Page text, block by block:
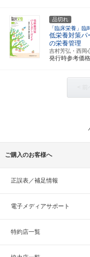
品切れ
「臨床栄養」
低栄養対策パ
の栄養管理
吉村芳弘・西
発行時参考価格
ご購入のお客様へ
正誤表／補足情報
電子メディアサポート
特約店一覧